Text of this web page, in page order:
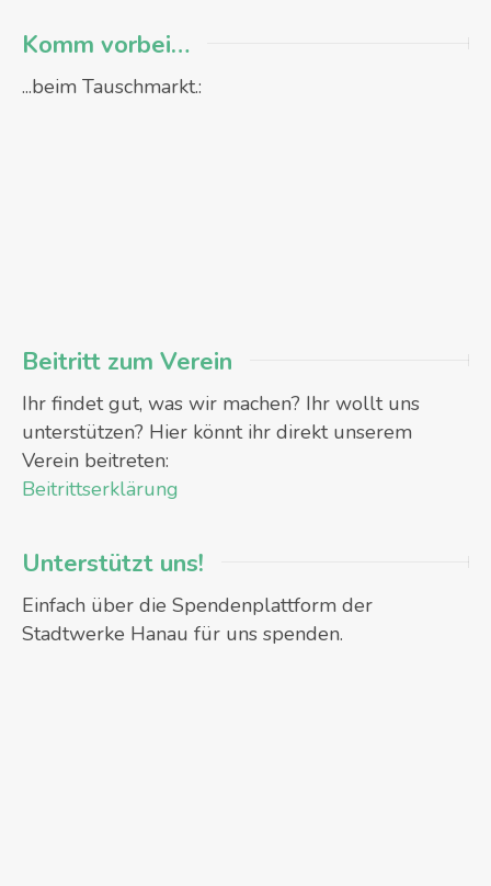
Komm vorbei…
...beim Tauschmarkt.:
Beitritt zum Verein
Ihr findet gut, was wir machen? Ihr wollt uns
unterstützen? Hier könnt ihr direkt unserem
Verein beitreten:
Beitrittserklärung
Unterstützt uns!
Einfach über die Spendenplattform der
Stadtwerke Hanau für uns spenden.